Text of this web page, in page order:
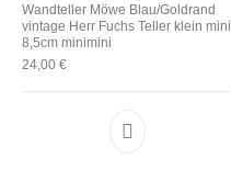
Wandteller Möwe Blau/Goldrand
vintage Herr Fuchs Teller klein mini
8,5cm minimini
24,00€